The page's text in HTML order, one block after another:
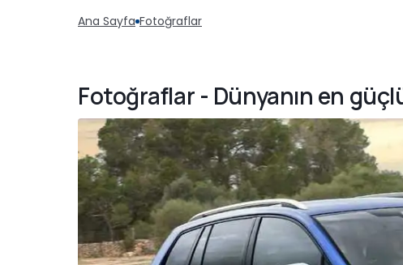
Ana Sayfa Fotoğraflar
Fotoğraflar - Dünyanın en